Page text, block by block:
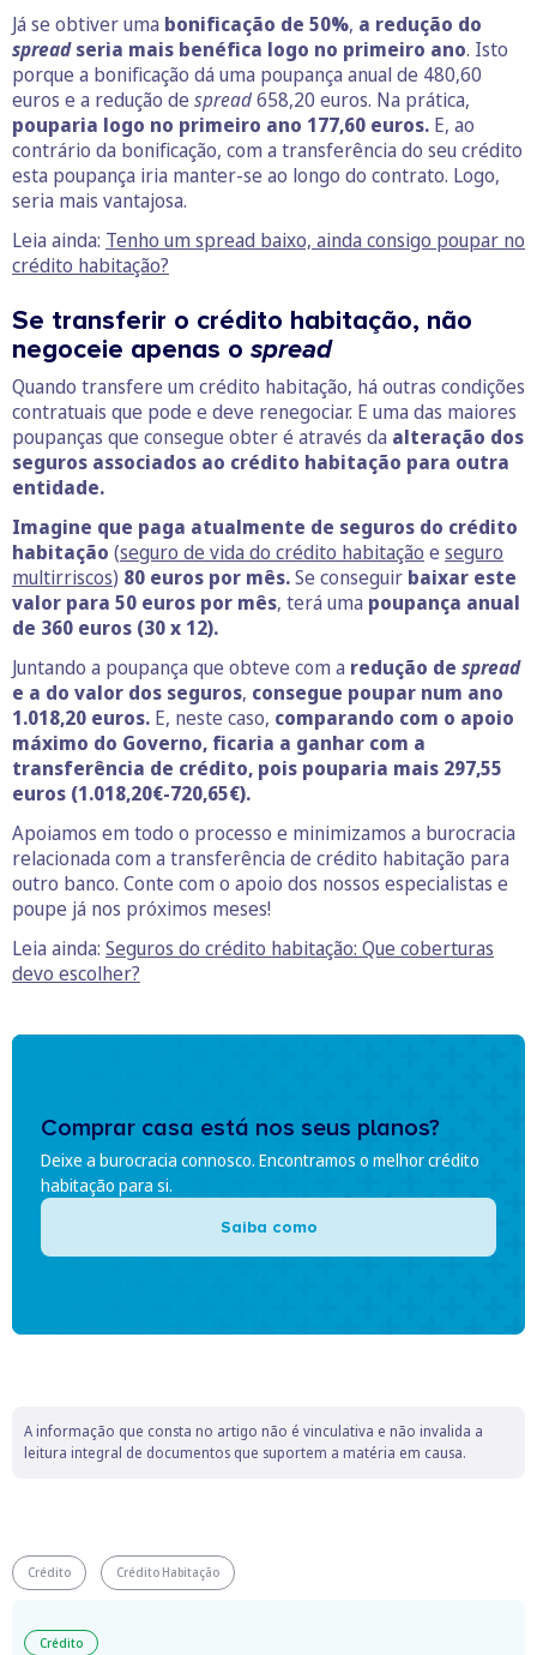
Já se obtiver uma bonificação de 50%, a redução do
spreadseria mais benéfica logo no primeiro ano. Isto
porque a bonificação dá uma poupança anual de 480,60
euros e a redução de spread658,20 euros. Na prática,
pouparia logo no primeiro ano 177,60 euros. E, ao
contrário da bonificação, com a transferência do seu crédito
esta poupança iria manter-se ao longo do contrato. Logo,
seria mais vantajosa.
Leia ainda: Tenho um spread baixo, ainda consigo poupar no
crédito habitação?
Se transferir o crédito habitação, não
negoceie apenas o spread
Quando transfere um crédito habitação, há outras condições
contratuais que pode e deve renegociar. E uma das maiores
poupanças que consegue obter é através da alteração dos
seguros associados ao crédito habitação para outra
entidade.
Imagine que paga atualmente de seguros do crédito
habitação (seguro de vida do crédito habitação e seguro
multirriscos) 80 euros por mês.Se conseguir baixar este
valor para 50 euros por mês, terá uma poupança anual
de 360 euros (30 x 12).
Juntando a poupança que obteve com a redução de spread
e a do valor dos seguros, consegue poupar num ano
1.018,20 euros. E, neste caso, comparando com o apoio
máximo do Governo, ficaria a ganhar com a
transferência de crédito, pois pouparia mais 297,55
euros (1.018,20€-720,65€).
Apoiamos em todo o processo e minimizamos a burocracia
relacionada com a transferência de crédito habitação para
outro banco. Conte com o apoio dos nossos especialistas e
poupe já nos próximos meses!
Leia ainda: Seguros do crédito habitação: Que coberturas
devo escolher?
Comprar casa está nos seus planos?
Deixe a burocracia connosco. Encontramos o melhor crédito
habitação para si.
Saiba como
A informação que consta no artigo não é vinculativa e não invalida a
leitura integral de documentos que suportem a matéria em causa.
Crédito Crédito Habitação
Crédito